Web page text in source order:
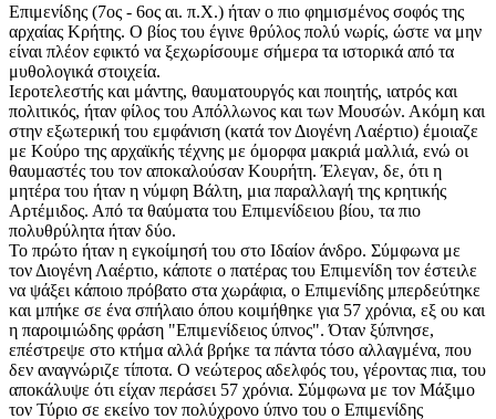
Επιμενίδης (7ος - 6ος αι. π.Χ.) ήταν ο πιο φημισμένος σοφός της
αρχαίας Κρήτης. Ο βίος του έγινε θρύλος πολύ νωρίς, ώστε να μην
είναι πλέον εφικτό να ξεχωρίσουμε σήμερα τα ιστορικά από τα
μυθολογικά στοιχεία.
Ιεροτελεστής και μάντης, θαυματουργός και ποιητής, ιατρός και
πολιτικός, ήταν φίλος του Απόλλωνος και των Μουσών. Ακόμη και
στην εξωτερική του εμφάνιση (κατά τον Διογένη Λαέρτιο) έμοιαζε
με Κούρο της αρχαϊκής τέχνης με όμορφα μακριά μαλλιά, ενώ οι
θαυμαστές του τον αποκαλούσαν Κουρήτη. Έλεγαν, δε, ότι η
μητέρα του ήταν η νύμφη Βάλτη, μια παραλλαγή της κρητικής
Αρτέμιδος. Από τα θαύματα του Επιμενίδειου βίου, τα πιο
πολυθρύλητα ήταν δύο.
Το πρώτο ήταν η εγκοίμησή του στο Ιδαίον άνδρο. Σύμφωνα με
τον Διογένη Λαέρτιο, κάποτε ο πατέρας του Επιμενίδη τον έστειλε
να ψάξει κάποιο πρόβατο στα χωράφια, ο Επιμενίδης μπερδεύτηκε
και μπήκε σε ένα σπήλαιο όπου κοιμήθηκε για 57 χρόνια, εξ ου και
η παροιμιώδης φράση "Επιμενίδειος ύπνος". Όταν ξύπνησε,
επέστρεψε στο κτήμα αλλά βρήκε τα πάντα τόσο αλλαγμένα, που
δεν αναγνώριζε τίποτα. Ο νεώτερος αδελφός του, γέροντας πια, του
αποκάλυψε ότι είχαν περάσει 57 χρόνια. Σύμφωνα με τον Μάξιμο
τον Τύριο σε εκείνο τον πολύχρονο ύπνο του ο Επιμενίδης